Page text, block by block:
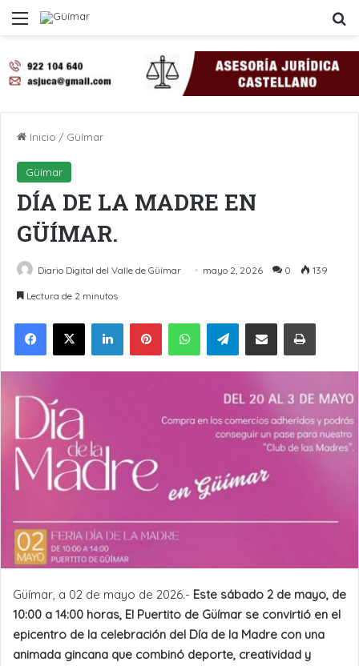
Menú
Inicio / Güímar
Güímar
DÍA DE LA MADRE EN
GÜÍMAR.
Diario Digital del Valle de Güímar mayo 2, 2026 0 139
Lectura de 2 minutos
LinkedInPinterestWhatsAppTelegramCompartir por Email Imprimir
Güímar, a 02 de mayo de 2026.- Este sábado 2 de mayo, de
10:00 a 14:00 horas, El Puertito de Güímar se convirtió en el
epicentro de la celebración del Día de la Madre con una
animada gincana que combinó deporte, creatividad y